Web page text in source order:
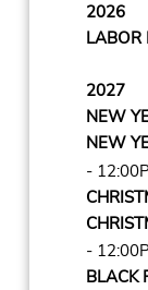
2026
LABOR
2027
NEW
NEW
-
-
BLACK